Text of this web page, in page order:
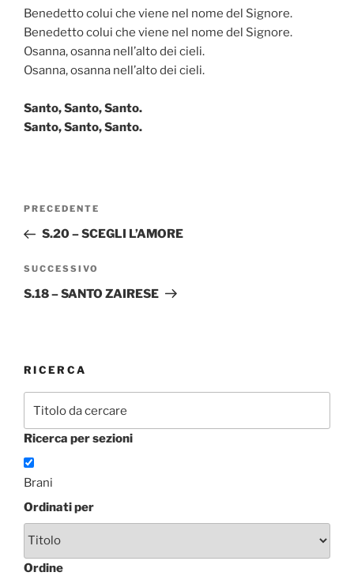
Benedetto colui che viene nel nome del Signore.
Benedetto colui che viene nel nome del Signore.
Osanna, osanna nell’alto dei cieli.
Osanna, osanna nell’alto dei cieli.
Santo, Santo, Santo.
Santo, Santo, Santo.
Navigazione
Articolo
precedente:
PRECEDENTE
S.20 – SCEGLI L’AMORE
Articolo
successivo
SUCCESSIVO
S.18 – SANTO ZAIRESE
RICERCA
Ricerca per sezioni
Brani
Ordinati per
Ordine